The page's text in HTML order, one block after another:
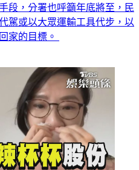
段，分署也呼籲年底將至，民
駕或以大眾運輸工具代步，以
家的目標。